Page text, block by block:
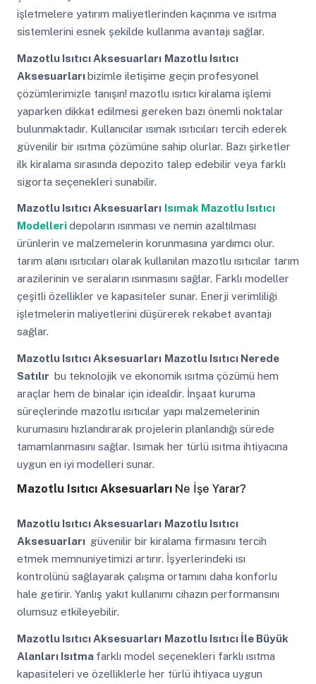
işletmelere yatırım maliyetlerinden kaçınma ve ısıtma
sistemlerini esnek şekilde kullanma avantajı sağlar.
Mazotlu Isıtıcı Aksesuarları Mazotlu Isıtıcı
Aksesuarlarıbizimle iletişime geçin profesyonel
çözümlerimizle tanışın! mazotlu ısıtıcı kiralama işlemi
yaparken dikkat edilmesi gereken bazı önemli noktalar
bulunmaktadır. Kullanıcılar ısımak ısıtıcıları tercih ederek
güvenilir bir ısıtma çözümüne sahip olurlar. Bazı şirketler
ilk kiralama sırasında depozito talep edebilir veya farklı
sigorta seçenekleri sunabilir.
Mazotlu Isıtıcı Aksesuarları Isımak Mazotlu Isıtıcı
Modelleridepoların ısınması ve nemin azaltılması
ürünlerin ve malzemelerin korunmasına yardımcı olur.
tarım alanı ısıtıcıları olarak kullanılan mazotlu ısıtıcılar tarım
arazilerinin ve seraların ısınmasını sağlar. Farklı modeller
çeşitli özellikler ve kapasiteler sunar. Enerji verimliliği
işletmelerin maliyetlerini düşürerek rekabet avantajı
sağlar.
Mazotlu Isıtıcı Aksesuarları Mazotlu Isıtıcı Nerede
Satılır bu teknolojik ve ekonomik ısıtma çözümü hem
araçlar hem de binalar için idealdir. İnşaat kuruma
süreçlerinde mazotlu ısıtıcılar yapı malzemelerinin
kurumasını hızlandırarak projelerin planlandığı sürede
tamamlanmasını sağlar. Isımak her türlü ısıtma ihtiyacına
uygun en iyi modelleri sunar.
Mazotlu Isıtıcı AksesuarlarıNe İşe Yarar?
Mazotlu Isıtıcı Aksesuarları Mazotlu Isıtıcı
Aksesuarları güvenilir bir kiralama firmasını tercih
etmek memnuniyetimizi artırır. İşyerlerindeki ısı
kontrolünü sağlayarak çalışma ortamını daha konforlu
hale getirir. Yanlış yakıt kullanımı cihazın performansını
olumsuz etkileyebilir.
Mazotlu Isıtıcı Aksesuarları Mazotlu Isıtıcı İle Büyük
Alanları Isıtma farklı model seçenekleri farklı ısıtma
kapasiteleri ve özelliklerle her türlü ihtiyaca uygun